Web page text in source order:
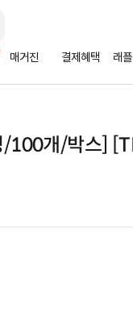
매거진 결제혜택 래플
/100개/박스]